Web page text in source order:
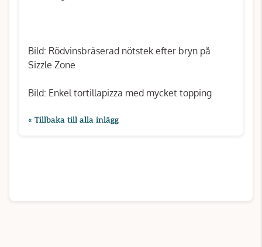
Bild: Rödvinsbräserad nötstek efter bryn på
Sizzle Zone
Bild: Enkel tortillapizza med mycket topping
« Tillbaka till alla inlägg